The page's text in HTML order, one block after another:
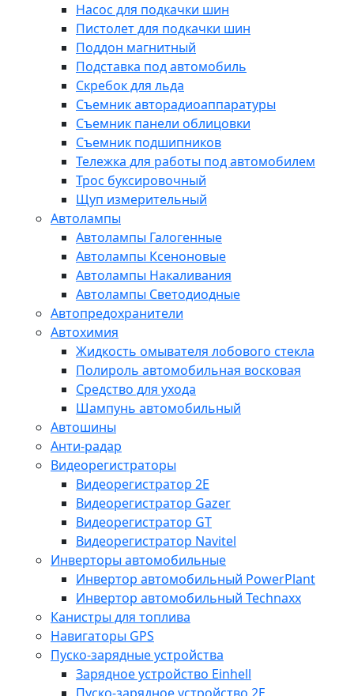
Насос для подкачки шин
Пистолет для подкачки шин
Поддон магнитный
Подставка под автомобиль
Скребок для льда
Съемник авторадиоаппаратуры
Съемник панели облицовки
Съемник подшипников
Тележка для работы под автомобилем
Трос буксировочный
Щуп измерительный
Автолампы
Автолампы Галогенные
Автолампы Ксеноновые
Автолампы Накаливания
Автолампы Светодиодные
Автопредохранители
Автохимия
Жидкость омывателя лобового стекла
Полироль автомобильная восковая
Средство для ухода
Шампунь автомобильный
Автошины
Анти-радар
Видеорегистраторы
Видеорегистратор 2E
Видеорегистратор Gazer
Видеорегистратор GT
Видеорегистратор Navitel
Инверторы автомобильные
Инвертор автомобильный PowerPlant
Инвертор автомобильный Technaxx
Канистры для топлива
Навигаторы GPS
Пуско-зарядные устройства
Зарядное устройство Einhell